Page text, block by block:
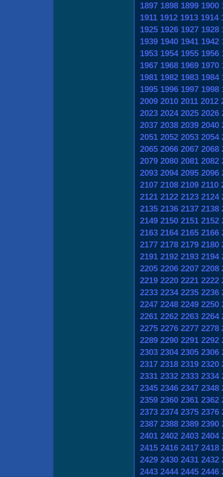
1897 1898 1899 1900
1911 1912 1913 1914
1925 1926 1927 1928
1939 1940 1941 1942
1953 1954 1955 1956
1967 1968 1969 1970
1981 1982 1983 1984
1995 1996 1997 1998
2009 2010 2011 2012
2023 2024 2025 2026
2037 2038 2039 2040
2051 2052 2053 2054
2065 2066 2067 2068
2079 2080 2081 2082
2093 2094 2095 2096
2107 2108 2109 2110
2121 2122 2123 2124
2135 2136 2137 2138
2149 2150 2151 2152
2163 2164 2165 2166
2177 2178 2179 2180
2191 2192 2193 2194
2205 2206 2207 2208
2219 2220 2221 2222
2233 2234 2235 2236
2247 2248 2249 2250
2261 2262 2263 2264
2275 2276 2277 2278
2289 2290 2291 2292
2303 2304 2305 2306
2317 2318 2319 2320
2331 2332 2333 2334
2345 2346 2347 2348
2359 2360 2361 2362
2373 2374 2375 2376
2387 2388 2389 2390
2401 2402 2403 2404
2415 2416 2417 2418
2429 2430 2431 2432
2443 2444 2445 2446